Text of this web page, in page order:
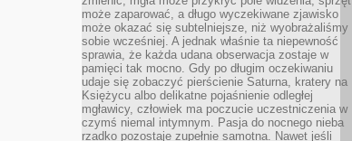
może zaparować, a długo wyczekiwane zjawisko
może okazać się subtelniejsze, niż wyobrażaliśmy
sobie wcześniej. A jednak właśnie ta niepewność
sprawia, że każda udana obserwacja zostaje w
pamięci tak mocno. Gdy po długim oczekiwaniu
udaje się zobaczyć pierścienie Saturna, kratery na
Księżycu albo delikatne pojaśnienie odległej
mgławicy, człowiek ma poczucie uczestniczenia w
czymś niemal intymnym. Pasja do nocnego nieba
rzadko pozostaje zupełnie samotna. Nawet jeśli